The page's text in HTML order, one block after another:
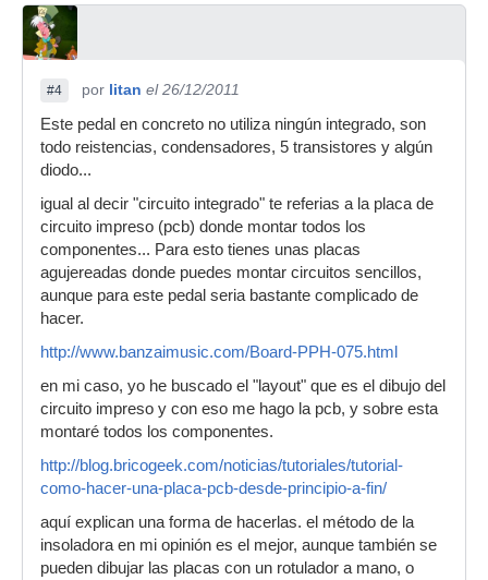
#4 por litan el 26/12/2011
Este pedal en concreto no utiliza ningún integrado, son
todo reistencias, condensadores, 5 transistores y algún
diodo...
igual al decir "circuito integrado" te referias a la placa de
circuito impreso (pcb) donde montar todos los
componentes... Para esto tienes unas placas
agujereadas donde puedes montar circuitos sencillos,
aunque para este pedal seria bastante complicado de
hacer.
http://www.banzaimusic.com/Board-PPH-075.html
en mi caso, yo he buscado el "layout" que es el dibujo del
circuito impreso y con eso me hago la pcb, y sobre esta
montaré todos los componentes.
http://blog.bricogeek.com/noticias/tutoriales/tutorial-
como-hacer-una-placa-pcb-desde-principio-a-fin/
aquí explican una forma de hacerlas. el método de la
insoladora en mi opinión es el mejor, aunque también se
pueden dibujar las placas con un rotulador a mano, o